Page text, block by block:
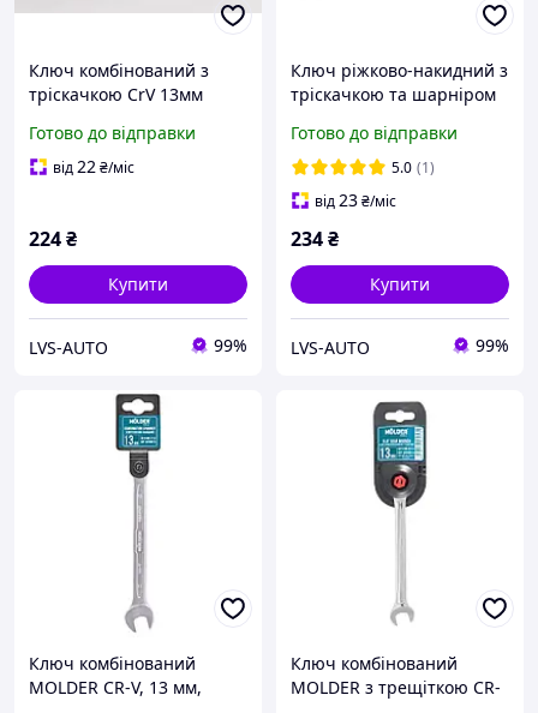
Ключ комбінований з
тріскачкою CrV 13мм
Готово до відправки
від22₴/міс
224₴
Купити
LVS-AUTO 99%
Ключ ріжково-накидний з
тріскачкою та шарніром
Готово до відправки
5.0 (1)
від23₴/міс
234₴
Купити
LVS-AUTO 99%
Ключ комбінований
MOLDER CR-V, 13 мм,
Ключ комбінований
MOLDER з трещіткою CR-